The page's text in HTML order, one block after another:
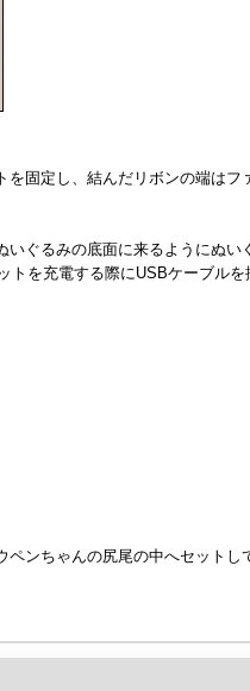
を固定し、結んだリボンの端は
ぐるみの底面に来るようにぬい
を充電する際にUSBケーブル
ンちゃんの尻尾の中へセットし